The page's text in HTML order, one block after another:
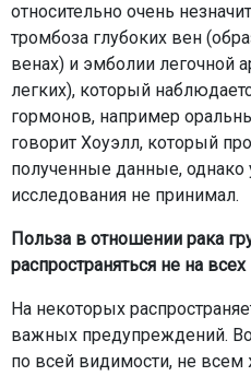
относительно очень
тромбоза глубоких вен
венах) и эмболии легочной
легких), который
гормонов, например
говорит Хоуэлл, который
полученные данные, однако
исследования не принимал.
Польза в отношении рака
распространяться не на всех
На некоторых
важных предупреждений.
по всей видимости, не